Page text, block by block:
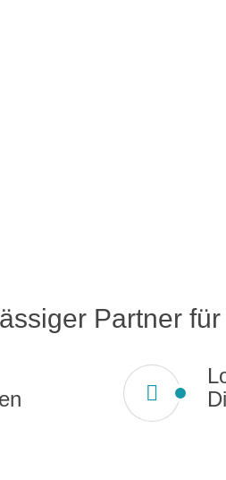
Partner für